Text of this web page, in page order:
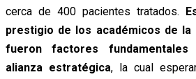
cerca de 400 pacientes tratados.
prestigio de los académicos de la
fueron factores
alianza estratégica, la cual